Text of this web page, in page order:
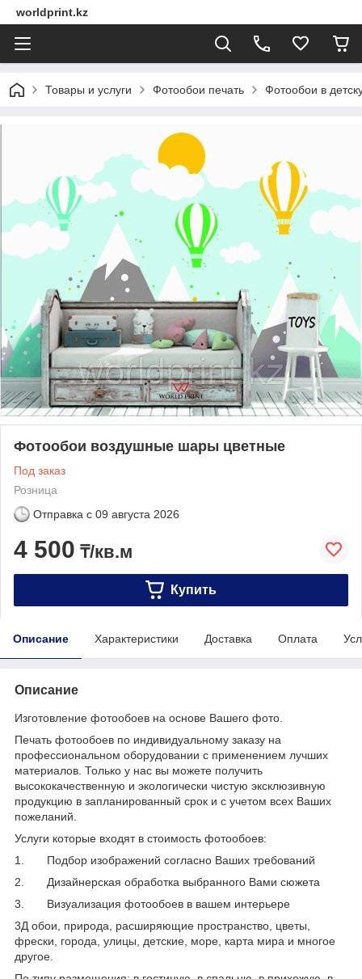
worldprint.kz
Товары и услуги Фотообои печать Фотообои в
Фотообои воздушные шары цветные
Под заказ
Розница
Отправка с 09 августа 2026
4 500 ₸/кв.м
Купить
Описание Характеристики Доставка Оплата
Описание
Изготовление фотообоев на основе Вашего фото.
Печать фотообоев по индивидуальному заказу на
профессиональном оборудовании с применением лучших
материалов. Только у нас вы можете получить
высококачественную и экологически чистую эксклюзивную
продукцию в запланированный срок и с учетом всех Ваших
пожеланий.
Услуги которые входят в стоимость фотообоев:
1. Подбор изображений согласно Ваших требований
2. Дизайнерская обработка выбранного Вами сюжета
3. Визуализация фотообоев в вашем интерьере
3Д обои, природа, расширяющие пространство, цветы,
фрески, города, улицы, детские, море, карта мира и многое
другое.